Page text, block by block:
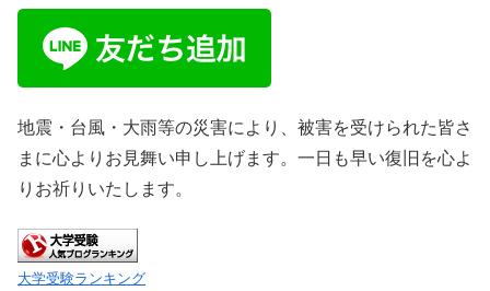
地震・台風・大雨等の災害により、被害を受けられた皆さ
まに心よりお見舞い申し上げます。一日も早い復旧を心よ
りお祈りいたします。
大学受験ランキング